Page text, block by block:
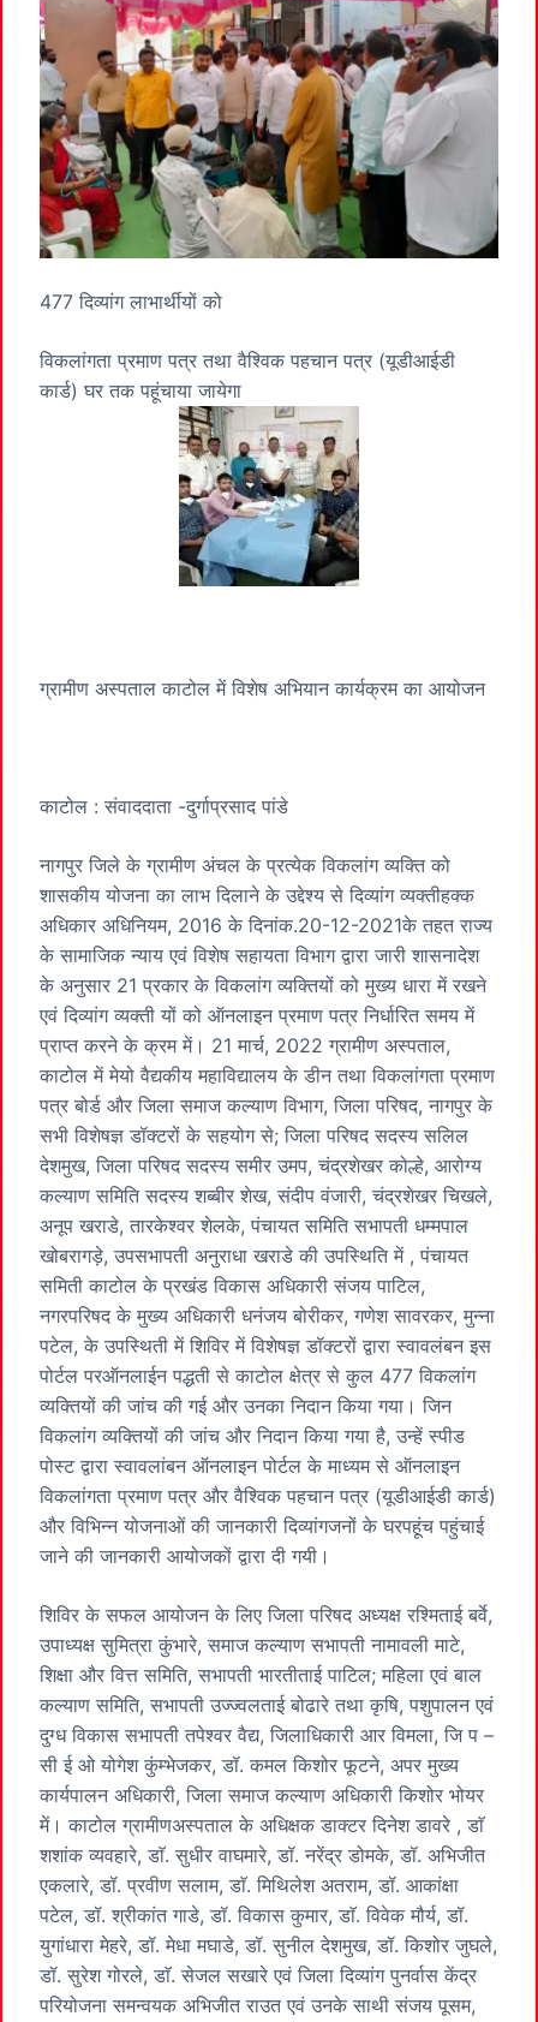
477 दिव्यांग लाभार्थीयों को
विकलांगता प्रमाण पत्र तथा वैश्विक पहचान पत्र (यूडीआईडी ​​
कार्ड) घर तक पहूंचाया जायेगा
ग्रामीण अस्पताल काटोल में विशेष अभियान कार्यक्रम का आयोजन
काटोल : संवाददाता -दुर्गाप्रसाद पांडे
नागपुर जिले के ग्रामीण अंचल के प्रत्येक विकलांग व्यक्ति को
शासकीय योजना का लाभ दिलाने के उद्देश्य से दिव्यांग व्यक्तीहक्क
अधिकार अधिनियम, 2016 के दिनांक.20-12-2021के तहत राज्य
के सामाजिक न्याय एवं विशेष सहायता विभाग द्वारा जारी शासनादेश
के अनुसार 21 प्रकार के विकलांग व्यक्तियों को मुख्य धारा में रखने
एवं दिव्यांग व्यक्ती यों को ऑनलाइन प्रमाण पत्र निर्धारित समय में
प्राप्त करने के क्रम में। 21 मार्च, 2022 ग्रामीण अस्पताल,
काटोल में मेयो वैद्यकीय महाविद्यालय के डीन तथा विकलांगता प्रमाण
पत्र बोर्ड और जिला समाज कल्याण विभाग, जिला परिषद, नागपुर के
सभी विशेषज्ञ डॉक्टरों के सहयोग से; जिला परिषद सदस्य सलिल
देशमुख, जिला परिषद सदस्य समीर उमप, चंद्रशेखर कोल्हे, आरोग्य
कल्याण समिति सदस्य शब्बीर शेख, संदीप वंजारी, चंद्रशेखर चिखले,
अनूप खराडे, तारकेश्वर शेलके, पंचायत समिति सभापती धम्मपाल
खोबरागड़े, उपसभापती अनुराधा खराडे की उपस्थिति में , पंचायत
समिती काटोल के प्रखंड विकास अधिकारी संजय पाटिल,
नगरपरिषद के मुख्य अधिकारी धनंजय बोरीकर, गणेश सावरकर, मुन्ना
पटेल, के उपस्थिती में शिविर में विशेषज्ञ डॉक्टरों द्वारा स्वावलंबन इस
पोर्टल परऑनलाईन पद्धती से काटोल क्षेत्र से कुल 477 विकलांग
व्यक्तियों की जांच की गई और उनका निदान किया गया। जिन
विकलांग व्यक्तियों की जांच और निदान किया गया है, उन्हें स्पीड
पोस्ट द्वारा स्वावलांबन ऑनलाइन पोर्टल के माध्यम से ऑनलाइन
विकलांगता प्रमाण पत्र और वैश्विक पहचान पत्र (यूडीआईडी ​​कार्ड)
और विभिन्न योजनाओं की जानकारी दिव्यांगजनों के घरपहूंच पहुंचाई
जाने की जानकारी आयोजकों द्वारा दी गयी।
शिविर के सफल आयोजन के लिए जिला परिषद अध्यक्ष रश्मिताई बर्वे,
उपाध्यक्ष सुमित्रा कुंभारे, समाज कल्याण सभापती नामावली माटे,
शिक्षा और वित्त समिति, सभापती भारतीताई पाटिल; महिला एवं बाल
कल्याण समिति, सभापती उज्ज्वलताई बोढारे तथा कृषि, पशुपालन एवं
दुग्ध विकास सभापती तपेश्वर वैद्य, जिलाधिकारी आर विमला, जि प –
सी ई ओ योगेश कुंम्भेजकर, डॉ. कमल किशोर फूटने, अपर मुख्य
कार्यपालन अधिकारी, जिला समाज कल्याण अधिकारी किशोर भोयर
में। काटोल ग्रामीणअस्पताल के अधिक्षक डाक्टर दिनेश डावरे , डाॅ
शशांक व्यवहारे, डाॅ. सुधीर वाघमारे, डॉ. नरेंद्र डोमके, डॉ. अभिजीत
एकलारे, डॉ. प्रवीण सलाम, डाॅ. मिथिलेश अतराम, डॉ. आकांक्षा
पटेल, डॉ. श्रीकांत गाडे, डॉ. विकास कुमार, डाॅ. विवेक मौर्य, डॉ.
युगांधारा मेहरे, डॉ. मेधा मघाडे, डॉ. सुनील देशमुख, डॉ. किशोर जुघले,
डॉ. सुरेश गोरले, डाॅ. सेजल सखारे एवं जिला दिव्यांग पुनर्वास केंद्र
परियोजना समन्वयक अभिजीत राउत एवं उनके साथी संजय पूसम,